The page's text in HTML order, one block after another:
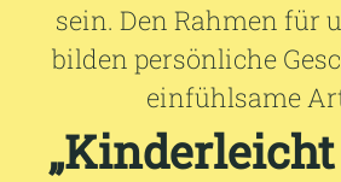
sein. Den Rahmen für
bilden persönliche
einfühlsame